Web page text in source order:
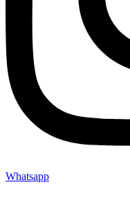
Whatsapp